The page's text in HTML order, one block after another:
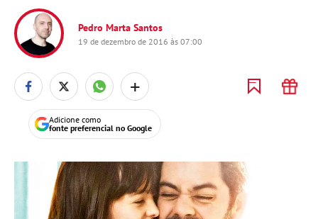
Pedro Marta Santos
19 de dezembro de 2016 às 07:00
+
Adicione como
fonte preferencial no Google